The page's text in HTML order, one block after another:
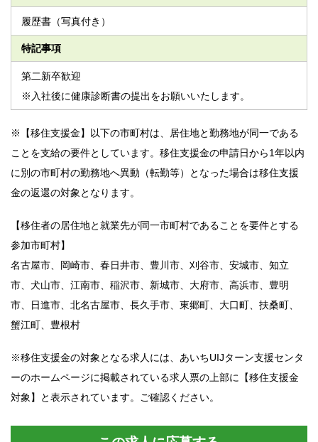
履歴書（写真付き）
特記事項
第二新卒歓迎
※入社後に健康診断書の提出をお願いいたします。
※【移住支援金】以下の市町村は、居住地と勤務地が同一である
ことを支給の要件としています。移住支援金の申請日から1年以内
に別の市町村の勤務地へ異動（転勤等）となった場合は移住支援
金の返還の対象となります。
【移住者の居住地と就業先が同一市町村であることを要件とする
参加市町村】
名古屋市、岡崎市、春日井市、豊川市、刈谷市、安城市、知立
市、犬山市、江南市、稲沢市、新城市、大府市、高浜市、豊明
市、日進市、北名古屋市、長久手市、東郷町、大口町、扶桑町、
蟹江町、豊根村
※移住支援金の対象となる求人には、あいちUIJターン支援センタ
ーのホームページに掲載されている求人票の上部に【移住支援金
対象】と表示されています。ご確認ください。